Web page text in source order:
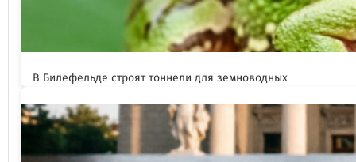
В Билефельде строят тоннели для земноводных